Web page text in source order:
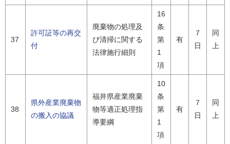
37
許可証等の再交
付
廃棄物の処理及
び清掃に関する
法律施行細則
16
条
第
1
項
有
７
日
同
上
38
県外産業廃棄物
の搬入の協議
福井県産業廃棄
物等適正処理指
導要綱
10
条
第
1
項
有
７
日
同
上